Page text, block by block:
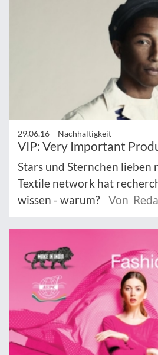
29.06.16 – Nachhaltigkeit
VIP: Very Important
Stars und Sternchen lieben
Textile network hat
wissen - warum?
Von